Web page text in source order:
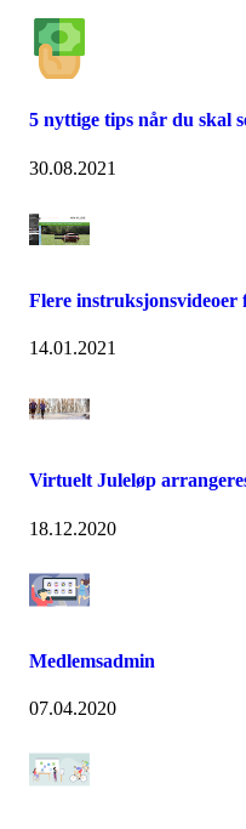
5 nyttige tips når du skal
30.08.2021
Flere
14.01.2021
Virtuelt Juleløp
18.12.2020
Medlemsadmin
07.04.2020